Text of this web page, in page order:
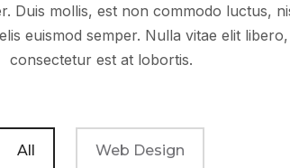
Duis mollis, est non commodo luctus,
euismod semper. Nulla vitae elit
consectetur est at lobortis.
All Web Design